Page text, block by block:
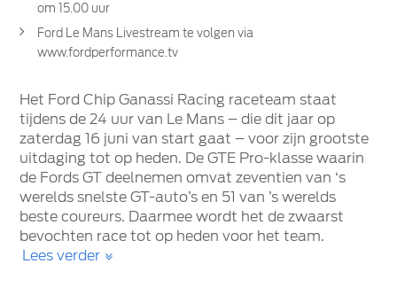
om 15.00 uur
Ford Le Mans Livestream te volgen via
www.fordperformance.tv
Het Ford Chip Ganassi Racing raceteam staat
tijdens de 24 uur van Le Mans – die dit jaar op
zaterdag 16 juni van start gaat – voor zijn grootste
uitdaging tot op heden. De GTE Pro-klasse waarin
de Fords GT deelnemen omvat zeventien van ‘s
werelds snelste GT-auto’s en 51 van ’s werelds
beste coureurs. Daarmee wordt het de zwaarst
bevochten race tot op heden voor het team.
Lees verder